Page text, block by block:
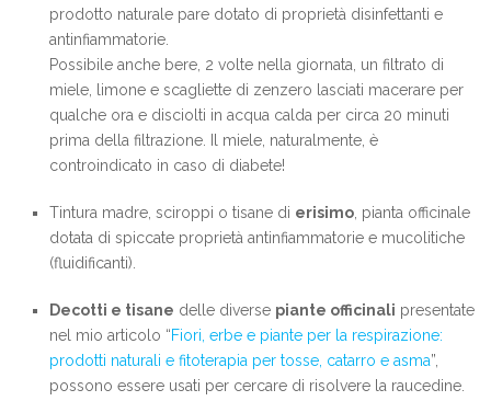
prodotto naturale pare dotato di proprietà disinfettanti e
antinfiammatorie.
Possibile anche bere, 2 volte nella giornata, un filtrato di
miele, limone e scagliette di zenzero lasciati macerare per
qualche ora e disciolti in acqua calda per circa 20 minuti
prima della filtrazione. Il miele, naturalmente, è
controindicato in caso di diabete!
Tintura madre, sciroppi o tisane di erisimo , pianta officinale
dotata di spiccate proprietà antinfiammatorie e mucolitiche
(fluidificanti).
Decotti e tisane delle diverse piante officinali presentate
nel mio articolo “Fiori, erbe e piante per la respirazione:
prodotti naturali e fitoterapia per tosse, catarro e asma”,
possono essere usati per cercare di risolvere la raucedine.